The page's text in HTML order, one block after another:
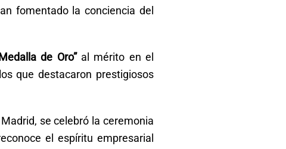
fomentado la conciencia del
de Oro”al mérito en el
que destacaron prestigiosos
se celebró la ceremonia
el espíritu empresarial